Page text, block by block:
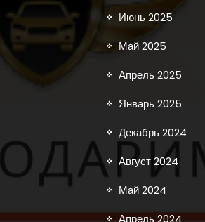
Июнь 2025
Май 2025
Апрель 2025
Январь 2025
Декабрь 2024
Август 2024
Май 2024
Апрель 2024